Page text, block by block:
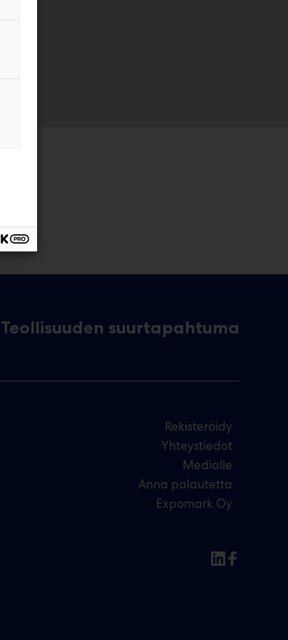
Teollisuuden suurtapahtuma
Rekisteröidy
Yhteystiedot
Medialle
Anna palautetta
Expomark Oy